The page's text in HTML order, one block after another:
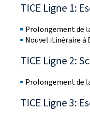
TICE Ligne 1:
Prolongement de
Nouvel itinéraire à
TICE Ligne 2:
Prolongement de
TICE Ligne 3: